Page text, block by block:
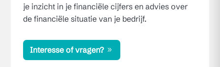
je inzicht in je financiële cijfers en advies over
de financiële situatie van je bedrijf.
Interesse of vragen?